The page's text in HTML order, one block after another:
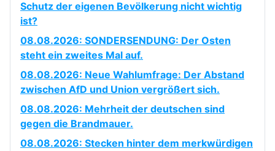
Schutz der eigenen Bevölkerung nicht wichtig
ist?
08.08.2026: SONDERSENDUNG: Der Osten
steht ein zweites Mal auf.
08.08.2026: Neue Wahlumfrage: Der Abstand
zwischen AfD und Union vergrößert sich.
08.08.2026: Mehrheit der deutschen sind
gegen die Brandmauer.
08.08.2026: Stecken hinter dem merkwürdigen